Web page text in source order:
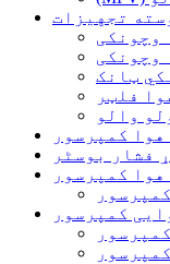
تجهیزات
وچونکی
وچونکی
ټانک
فلټر
والو
کمپرسور
فشار بوسٹر
کمپرسور
کمپرسور